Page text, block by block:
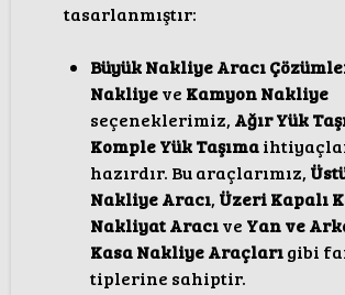
tasarlanmıştır:
Büyük Nakliye Aracı
Nakliyeve Kamyon Nakliye
seçeneklerimiz, Ağır Yük
Komple Yük Taşıma
hazırdır. Bu araçlarımız,
Nakliye Aracı, Üzeri Kapalı
Nakliyat Aracıve Yan ve
Kasa Nakliye Araçlarıgibi
tiplerine sahiptir.